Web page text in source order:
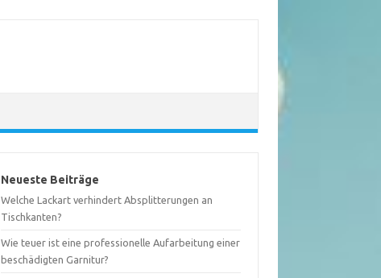
Neueste Beiträge
Welche Lackart verhindert Absplitterungen an
Tischkanten?
Wie teuer ist eine professionelle Aufarbeitung einer
beschädigten Garnitur?